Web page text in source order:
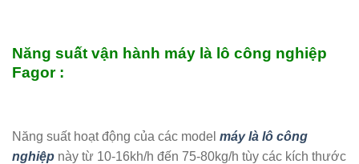
Năng suất vận hành máy là lô công nghiệp
Fagor :
Năng suất hoạt động của các model máy là lô công
nghiệp này từ 10-16kh/h đến 75-80kg/h tùy các kích thước